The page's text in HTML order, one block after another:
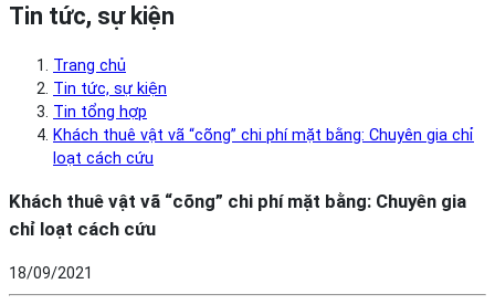
Tin tức, sự kiện
Trang chủ
Tin tức, sự kiện
Tin tổng hợp
Khách thuê vật vã “cõng” chi phí mặt bằng: Chuyên gia chỉ
loạt cách cứu
Khách thuê vật vã “cõng” chi phí mặt bằng: Chuyên gia
chỉ loạt cách cứu
18/09/2021